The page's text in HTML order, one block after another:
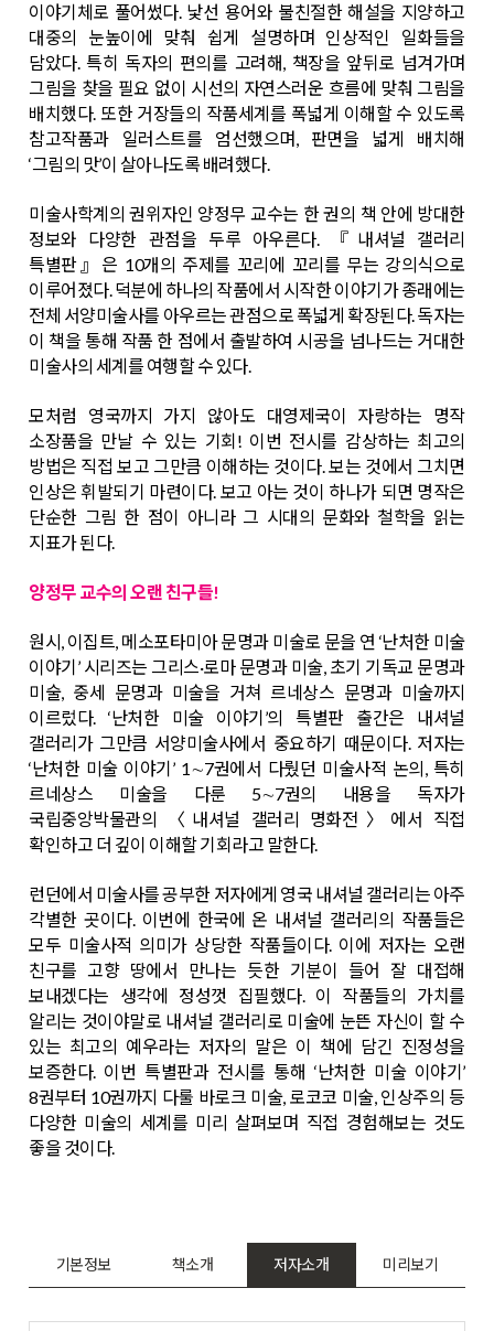
이야기체로 풀어썼다. 낯선 용어와 불친절한 해설을 지양하고
대중의 눈높이에 맞춰 쉽게 설명하며 인상적인 일화들을
담았다. 특히 독자의 편의를 고려해, 책장을 앞뒤로 넘겨가며
그림을 찾을 필요 없이 시선의 자연스러운 흐름에 맞춰 그림을
배치했다. 또한 거장들의 작품세계를 폭넓게 이해할 수 있도록
참고작품과 일러스트를 엄선했으며, 판면을 넓게 배치해
‘그림의 맛’이 살아나도록 배려했다.
미술사학계의 권위자인 양정무 교수는 한 권의 책 안에 방대한
정보와 다양한 관점을 두루 아우른다. 『내셔널 갤러리
특별판』은 10개의 주제를 꼬리에 꼬리를 무는 강의식으로
이루어졌다. 덕분에 하나의 작품에서 시작한 이야기가 종래에는
전체 서양미술사를 아우르는 관점으로 폭넓게 확장된다. 독자는
이 책을 통해 작품 한 점에서 출발하여 시공을 넘나드는 거대한
미술사의 세계를 여행할 수 있다.
모처럼 영국까지 가지 않아도 대영제국이 자랑하는 명작
소장품을 만날 수 있는 기회! 이번 전시를 감상하는 최고의
방법은 직접 보고 그만큼 이해하는 것이다. 보는 것에서 그치면
인상은 휘발되기 마련이다. 보고 아는 것이 하나가 되면 명작은
단순한 그림 한 점이 아니라 그 시대의 문화와 철학을 읽는
지표가 된다.
양정무 교수의 오랜 친구들!
원시, 이집트, 메소포타미아 문명과 미술로 문을 연 ‘난처한 미술
이야기’ 시리즈는 그리스·로마 문명과 미술, 초기 기독교 문명과
미술, 중세 문명과 미술을 거쳐 르네상스 문명과 미술까지
이르렀다. ‘난처한 미술 이야기’의 특별판 출간은 내셔널
갤러리가 그만큼 서양미술사에서 중요하기 때문이다. 저자는
‘난처한 미술 이야기’ 1∼7권에서 다뤘던 미술사적 논의, 특히
르네상스 미술을 다룬 5∼7권의 내용을 독자가
국립중앙박물관의 〈내셔널 갤러리 명화전〉에서 직접
확인하고 더 깊이 이해할 기회라고 말한다.
런던에서 미술사를 공부한 저자에게 영국 내셔널 갤러리는 아주
각별한 곳이다. 이번에 한국에 온 내셔널 갤러리의 작품들은
모두 미술사적 의미가 상당한 작품들이다. 이에 저자는 오랜
친구를 고향 땅에서 만나는 듯한 기분이 들어 잘 대접해
보내겠다는 생각에 정성껏 집필했다. 이 작품들의 가치를
알리는 것이야말로 내셔널 갤러리로 미술에 눈뜬 자신이 할 수
있는 최고의 예우라는 저자의 말은 이 책에 담긴 진정성을
보증한다. 이번 특별판과 전시를 통해 ‘난처한 미술 이야기’
8권부터 10권까지 다룰 바로크 미술, 로코코 미술, 인상주의 등
다양한 미술의 세계를 미리 살펴보며 직접 경험해보는 것도
좋을 것이다.
기본정보 책소개 저자소개 미리보기